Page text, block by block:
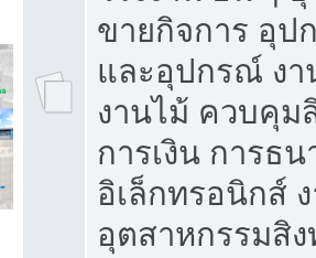
ขายกิจการ อุป
และอุปกรณ์ ง
งานไม้ ควบคุม
การเงิน การธ
อิเล็กทรอนิกส์
อุตสาหกรรมสิ